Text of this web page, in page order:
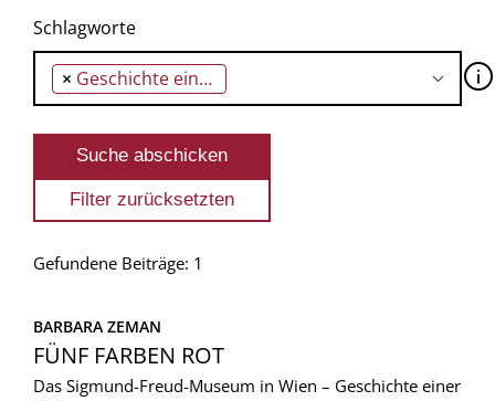
Schlagworte
× Geschichte einer Wohnung 🛈
Gefundene Beiträge: 1
BARBARA ZEMAN
FÜNF FARBEN ROT
Das Sigmund-Freud-Museum in Wien – Geschichte einer